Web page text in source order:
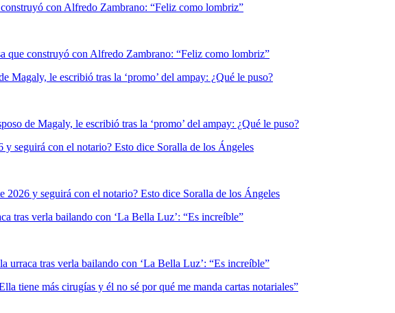
con Alfredo Zambrano: “Feliz como lombriz”
Magaly, le escribió tras la ‘promo’ del ampay: ¿Qué le puso?
seguirá con el notario? Esto dice Soralla de los Ángeles
tras verla bailando con ‘La Bella Luz’: “Es increíble”
tiene más cirugías y él no sé por qué me manda cartas notariales”